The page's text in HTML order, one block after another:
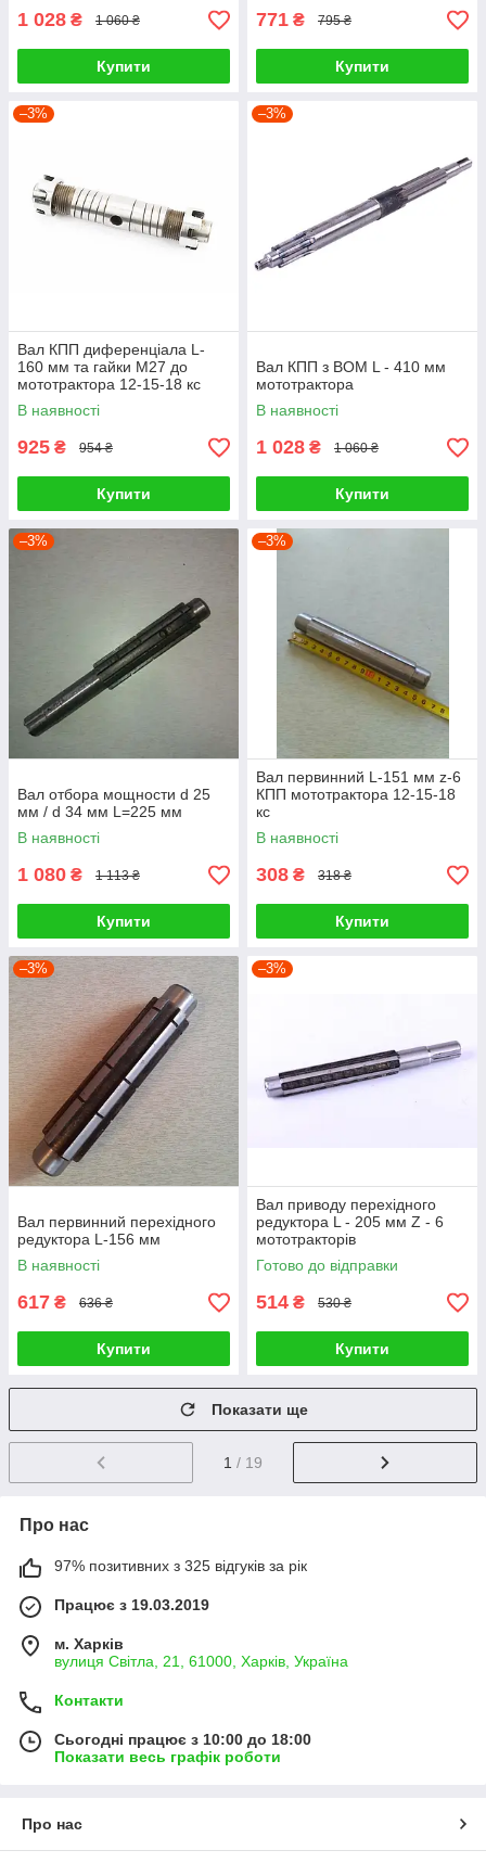
1 028 ₴ 1 060 ₴
Купити
771 ₴ 795 ₴
Купити
–3%
Вал КПП диференціала L-
160 мм та гайки М27 до
мототрактора 12-15-18 кс
В наявності
925 ₴ 954 ₴
Купити
–3%
Вал КПП з ВОМ L - 410 мм
мототрактора
В наявності
1 028 ₴ 1 060 ₴
Купити
–3%
Вал отбора мощности d 25
мм / d 34 мм L=225 мм
В наявності
1 080 ₴ 1 113 ₴
Купити
–3%
Вал первинний L-151 мм z-6
КПП мототрактора 12-15-18
кс
В наявності
308 ₴ 318 ₴
Купити
–3%
Вал первинний перехідного
редуктора L-156 мм
В наявності
617 ₴ 636 ₴
Купити
–3%
Вал приводу перехідного
редуктора L - 205 мм Z - 6
мототракторів
Готово до відправки
514 ₴ 530 ₴
Купити
Показати ще
1 / 19
Про нас
97% позитивних з 325 відгуків за рік
Працює з 19.03.2019
м. Харків
вулиця Світла, 21, 61000, Харків, Україна
Контакти
Сьогодні працює з 10:00 до 18:00
Показати весь графік роботи
Про нас